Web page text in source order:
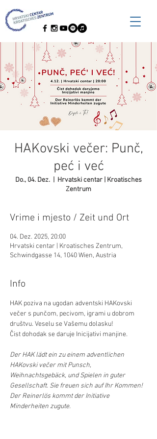
HAKovski večer: Punč,
peć i već
Do., 04. Dez.
Hrvatski centar | Kroatisches
Zentrum
Vrime i mjesto / Zeit und Ort
04. Dez. 2025, 20:00
Hrvatski centar | Kroatisches Zentrum,
Schwindgasse 14, 1040 Wien, Austria
Info
HAK poziva na ugodan adventski HAKovski
večer s punčom, pecivom, igrami u dobrom
društvu. Veselu se Vašemu dolasku!
Čist dohodak se daruje Inicijativi manjine.
Der HAK lädt ein zu einem adventlichen
HAKovski večer mit Punsch,
Weihnachtsgebäck, und Spielen in guter
Gesellschaft. Sie freuen sich auf Ihr Kommen!
Der Reinerlös kommt der Initiative
Minderheiten zugute.